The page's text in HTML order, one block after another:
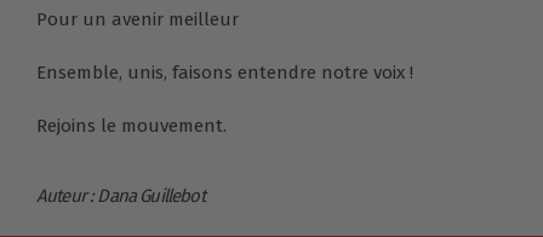
Pour un avenir meilleur
Ensemble, unis, faisons entendre notre voix !
Rejoins le mouvement.
Auteur : Dana Guillebot